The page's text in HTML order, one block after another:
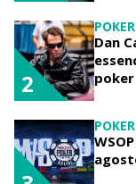
POKER
Dan
poker
2
POKER